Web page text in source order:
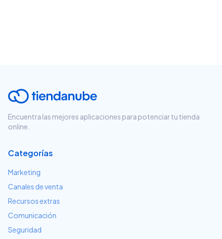
Encuentra las mejores aplicaciones para potenciar tu tienda
online.
Categorías
Marketing
Canales de venta
Recursos extras
Comunicación
Seguridad